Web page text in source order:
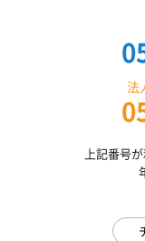
法
上記番号